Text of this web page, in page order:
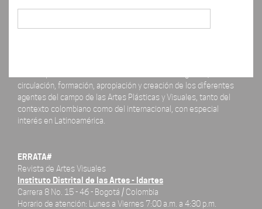
circulación, formación, apropiación y creación de los diferentes
agentes del campo de las Artes Plásticas y Visuales, tanto del
contexto colombiano como del internacional, con especial
interés en Latinoamérica.
ERRATA#
Revista de Artes Visuales
Instituto Distrital de las Artes - Idartes
Carrera 8 No. 15 - 46 - Bogotá / Colombia
Horario de atención: Lunes a Viernes 7:00 a.m. a 4:30 p.m.